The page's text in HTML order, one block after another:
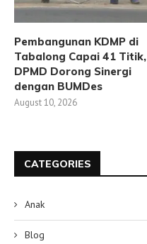
Pembangunan KDMP di
Tabalong Capai 41 Titik,
DPMD Dorong Sinergi
dengan BUMDes
August 10, 2026
CATEGORIES
Anak
Blog